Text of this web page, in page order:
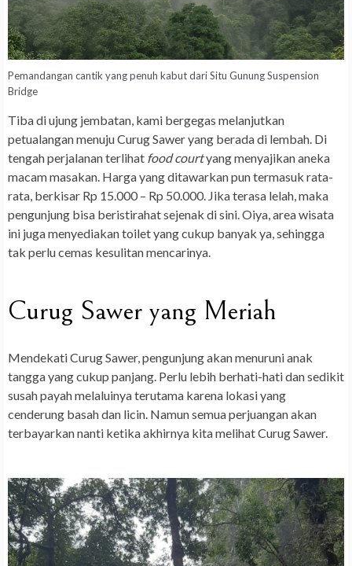
Pemandangan cantik yang penuh kabut dari Situ Gunung Suspension
Bridge
Tiba di ujung jembatan, kami bergegas melanjutkan
petualangan menuju Curug Sawer yang berada di lembah. Di
tengah perjalanan terlihat food courtyang menyajikan aneka
macam masakan. Harga yang ditawarkan pun termasuk rata-
rata, berkisar Rp 15.000 – Rp 50.000. Jika terasa lelah, maka
pengunjung bisa beristirahat sejenak di sini. Oiya, area wisata
ini juga menyediakan toilet yang cukup banyak ya, sehingga
tak perlu cemas kesulitan mencarinya.
Curug Sawer yang Meriah
Mendekati Curug Sawer, pengunjung akan menuruni anak
tangga yang cukup panjang. Perlu lebih berhati-hati dan sedikit
susah payah melaluinya terutama karena lokasi yang
cenderung basah dan licin. Namun semua perjuangan akan
terbayarkan nanti ketika akhirnya kita melihat Curug Sawer.